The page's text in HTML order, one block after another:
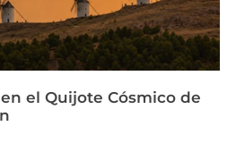
el Quijote Cósmico de